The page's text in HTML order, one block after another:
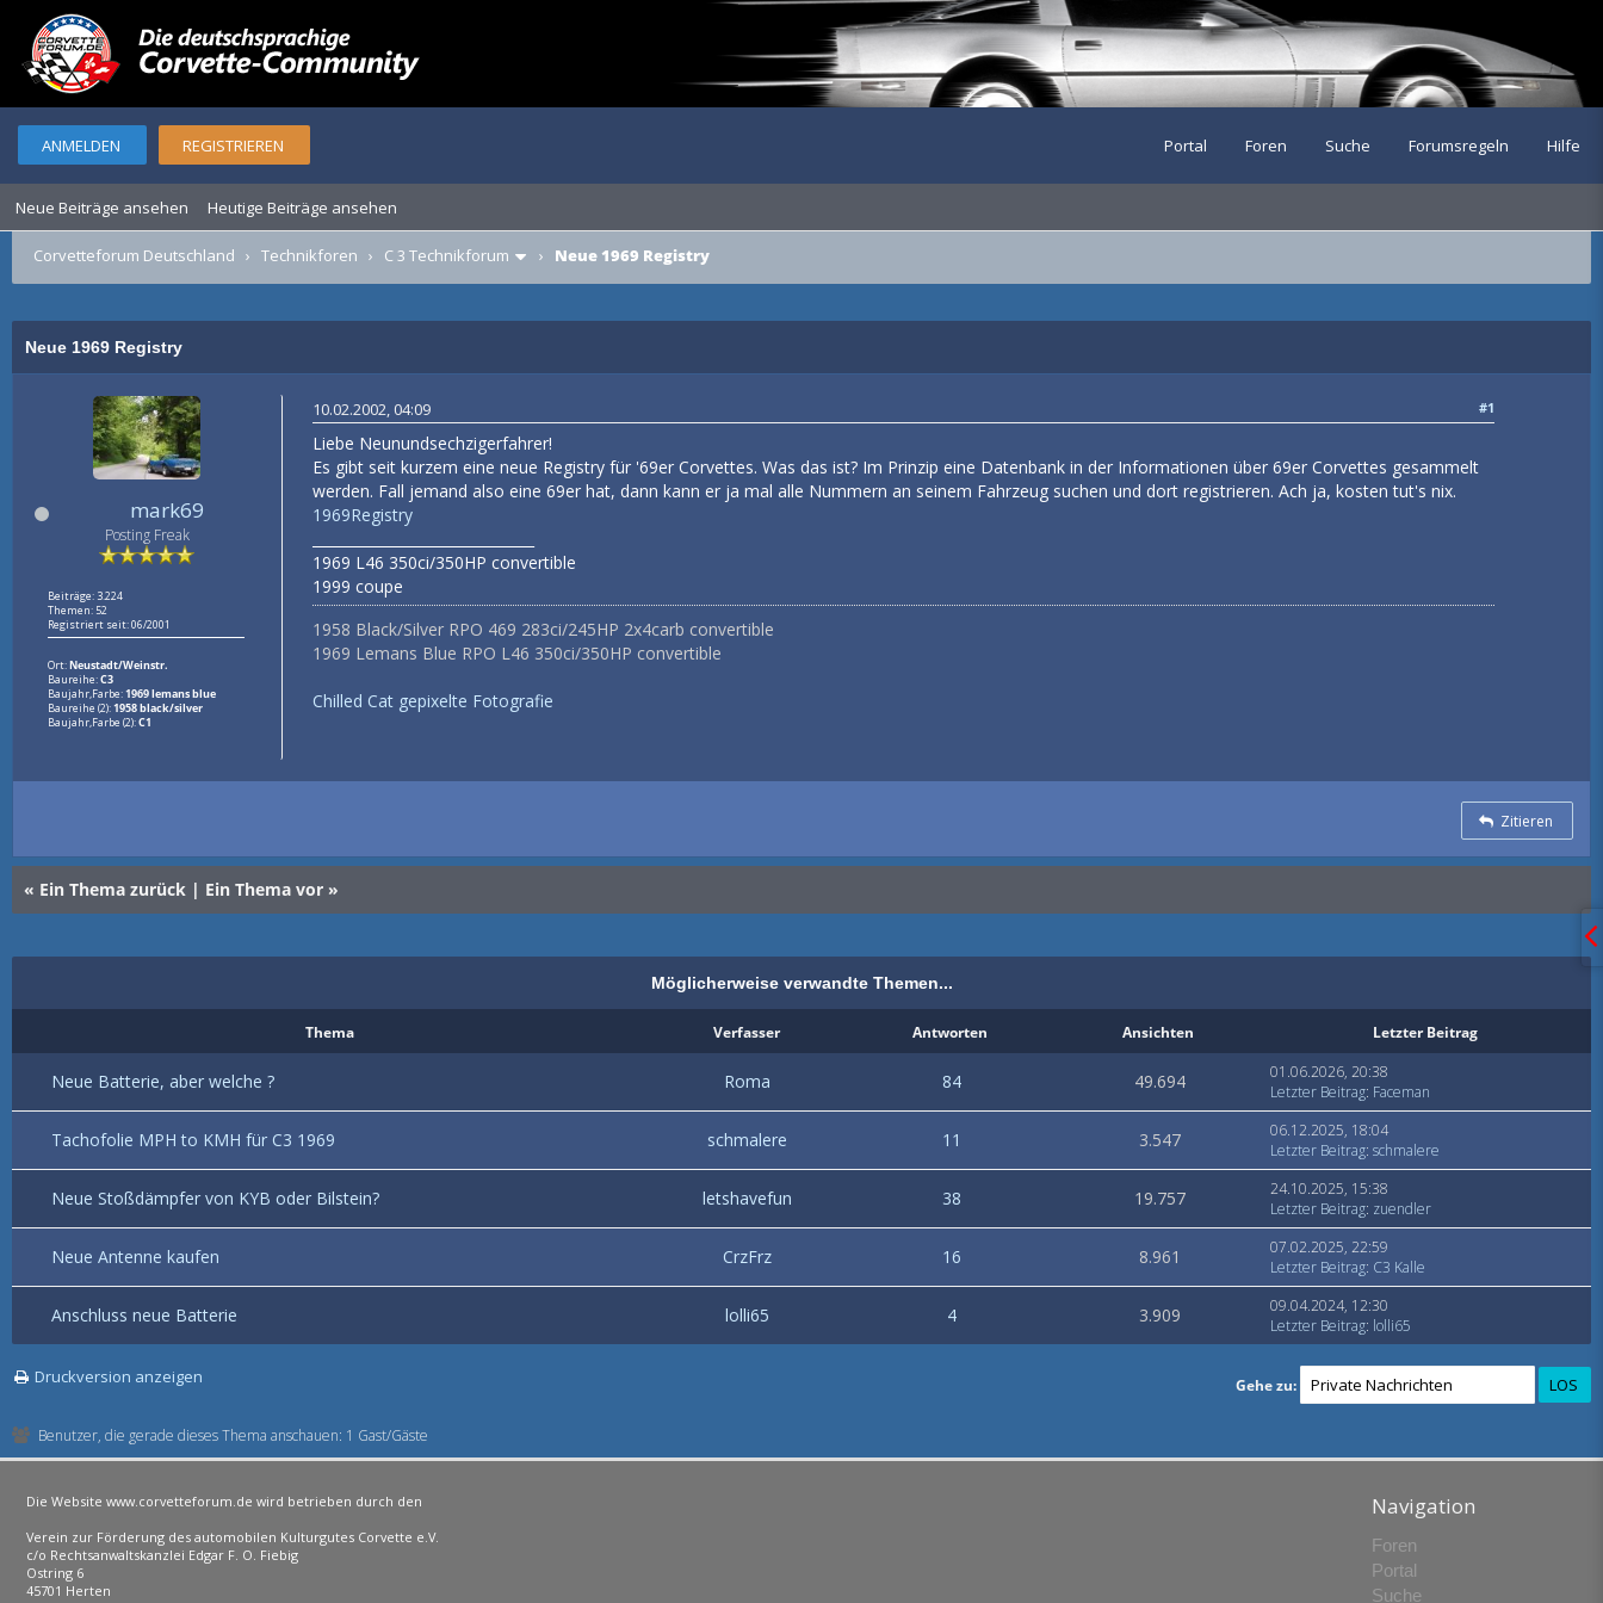
ANMELDEN REGISTRIEREN Portal Foren Suche Forumsregeln Hilfe
Neue Beiträge ansehen Heutige Beiträge ansehen
Corvetteforum Deutschland › Technikforen › C 3 Technikforum › Neue 1969 Registry
Neue 1969 Registry
mark69
Posting Freak
Beiträge: 3.224
Themen: 52
Registriert seit: 06/2001
Ort:Neustadt/Weinstr.
Baureihe:C3
Baujahr,Farbe:1969 lemans blue
Baureihe (2):1958 black/silver
Baujahr,Farbe (2):C1
#1
10.02.2002, 04:09
Liebe Neunundsechzigerfahrer!
Es gibt seit kurzem eine neue Registry für '69er Corvettes. Was das ist? Im Prinzip eine Datenbank in der Informationen über 69er Corvettes gesammelt
werden. Fall jemand also eine 69er hat, dann kann er ja mal alle Nummern an seinem Fahrzeug suchen und dort registrieren. Ach ja, kosten tut's nix.
1969Registry
1969 L46 350ci/350HP convertible
1999 coupe
1958 Black/Silver RPO 469 283ci/245HP 2x4carb convertible
1969 Lemans Blue RPO L46 350ci/350HP convertible
Chilled Cat gepixelte Fotografie
Zitieren
« Ein Thema zurück | Ein Thema vor »
Möglicherweise verwandte Themen...
Thema Verfasser Antworten Ansichten Letzter Beitrag
Neue Batterie, aber welche ? Roma 84 49.694
01.06.2026, 20:38
Letzter Beitrag: Faceman
Tachofolie MPH to KMH für C3 1969 schmalere 11 3.547
06.12.2025, 18:04
Letzter Beitrag: schmalere
Neue Stoßdämpfer von KYB oder Bilstein? letshavefun 38 19.757
24.10.2025, 15:38
Letzter Beitrag: zuendler
Neue Antenne kaufen CrzFrz 16 8.961
07.02.2025, 22:59
Letzter Beitrag: C3 Kalle
Anschluss neue Batterie lolli65 4 3.909
09.04.2024, 12:30
Letzter Beitrag: lolli65
Druckversion anzeigen Gehe zu:
Benutzer, die gerade dieses Thema anschauen: 1 Gast/Gäste
Navigation
Foren
Portal
Suche
Die Website www.corvetteforum.de wird betrieben durch den
Verein zur Förderung des automobilen Kulturgutes Corvette e.V.
c/o Rechtsanwaltskanzlei Edgar F. O. Fiebig
Ostring 6
45701 Herten